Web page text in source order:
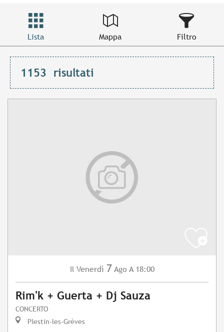
Lista Mappa Filtro
1153 risultati
Il Venerdì 7 Ago A 18:00
Rim'k + Guerta + Dj Sauza
CONCERTO
Plestin-les-Grèves